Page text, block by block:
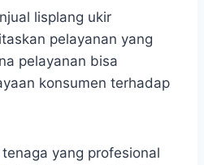
lisplang ukir
pelayanan yang
pelayanan bisa
konsumen terhadap
yang profesional